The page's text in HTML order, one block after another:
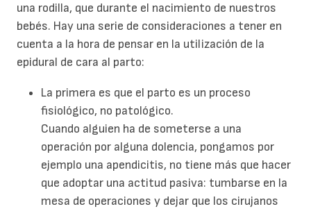
una rodilla, que durante el nacimiento de nuestros
bebés. Hay una serie de consideraciones a tener en
cuenta a la hora de pensar en la utilización de la
epidural de cara al parto:
La primera es que el parto es un proceso
fisiológico, no patológico.
Cuando alguien ha de someterse a una
operación por alguna dolencia, pongamos por
ejemplo una apendicitis, no tiene más que hacer
que adoptar una actitud pasiva: tumbarse en la
mesa de operaciones y dejar que los cirujanos